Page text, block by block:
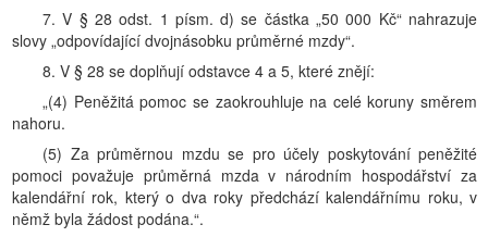
7. V § 28 odst. 1 písm. d) se částka „50 000 Kč“ nahrazuje
slovy „odpovídající dvojnásobku průměrné mzdy“.
8. V § 28 se doplňují odstavce 4 a 5, které znějí:
„(4) Peněžitá pomoc se zaokrouhluje na celé koruny směrem
nahoru.
(5) Za průměrnou mzdu se pro účely poskytování peněžité
pomoci považuje průměrná mzda v národním hospodářství za
kalendářní rok, který o dva roky předchází kalendářnímu roku, v
němž byla žádost podána.“.